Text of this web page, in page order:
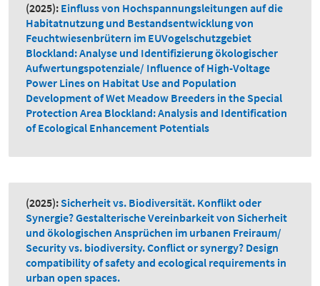
(2025): Einfluss von Hochspannungsleitungen auf die
Habitatnutzung und Bestandsentwicklung von
Feuchtwiesenbrütern im EUVogelschutzgebiet
Blockland: Analyse und Identifizierung ökologischer
Aufwertungspotenziale/ Influence of High-Voltage
Power Lines on Habitat Use and Population
Development of Wet Meadow Breeders in the Special
Protection Area Blockland: Analysis and Identification
of Ecological Enhancement Potentials
(2025):Sicherheit vs. Biodiversität. Konflikt oder
Synergie? Gestalterische Vereinbarkeit von Sicherheit
und ökologischen Ansprüchen im urbanen Freiraum/
Security vs. biodiversity. Conflict or synergy? Design
compatibility of safety and ecological requirements in
urban open spaces.